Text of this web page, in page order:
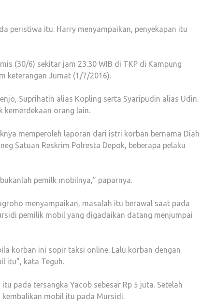
peristiwa itu. Harry menyampaikan, penyekapan itu
(30/6) sekitar jam 23.30 WIB di TKP di Kampung
keterangan Jumat (1/7/2016).
Suprihatin alias Kopling serta Syaripudin alias Udin.
kemerdekaan orang lain.
memperoleh laporan dari istri korban bernama Diah
Satuan Reskrim Polresta Depok, beberapa pelaku
pemilk mobilnya,” paparnya.
menyampaikan, masalah itu berawal saat pada
pemilik mobil yang digadaikan datang menjumpai
korban ini sopir taksi online. Lalu korban dengan
itu”, kata Teguh.
pada tersangka Yacob sebesar Rp 5 juta. Setelah
mobil itu pada Mursidi.